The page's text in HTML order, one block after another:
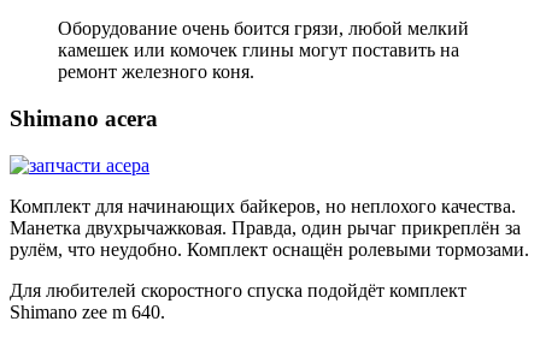
Оборудование очень боится грязи, любой мелкий
камешек или комочек глины могут поставить на
ремонт железного коня.
Shimano acera
Комплект для начинающих байкеров, но неплохого качества.
Манетка двухрычажковая. Правда, один рычаг прикреплён за
рулём, что неудобно. Комплект оснащён ролевыми тормозами.
Для любителей скоростного спуска подойдёт комплект
Shimano zee m 640.